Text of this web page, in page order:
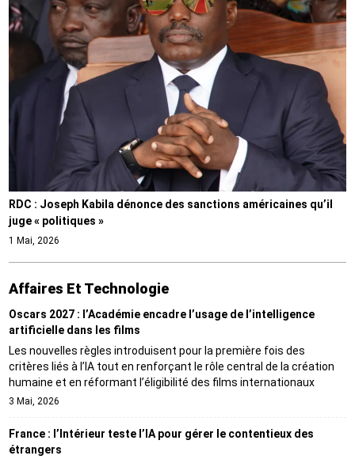
RDC : Joseph Kabila dénonce des sanctions américaines qu’il
juge « politiques »
1 Mai, 2026
Affaires Et Technologie
Oscars 2027 : l’Académie encadre l’usage de l’intelligence
artificielle dans les films
Les nouvelles règles introduisent pour la première fois des
critères liés à l’IA tout en renforçant le rôle central de la création
humaine et en réformant l’éligibilité des films internationaux
3 Mai, 2026
France : l’Intérieur teste l’IA pour gérer le contentieux des
étrangers